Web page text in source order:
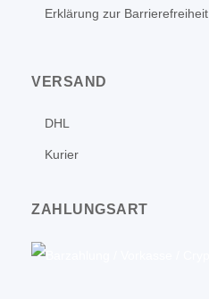
Erklärung zur Barrierefreiheit
VERSAND
DHL
Kurier
ZAHLUNGSART